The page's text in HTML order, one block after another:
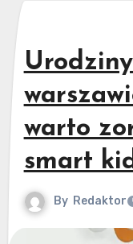
warto
smart
By Redaktor